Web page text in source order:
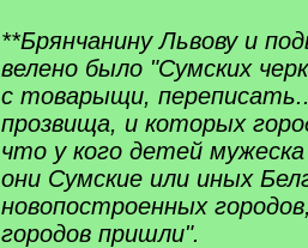
**Брянчанину Львову и
велено было "Сумских
с товарыщи,
прозвища, и которых
что у кого детей
они Сумские или иных
новопостроенных
городов пришли".